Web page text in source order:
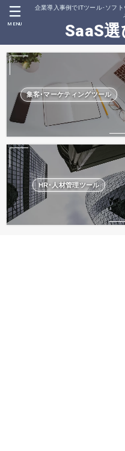
企業導入事例でITツール･ソフ
SaaS
MENU
集客･マーケティングツール
HR･人材管理ツール